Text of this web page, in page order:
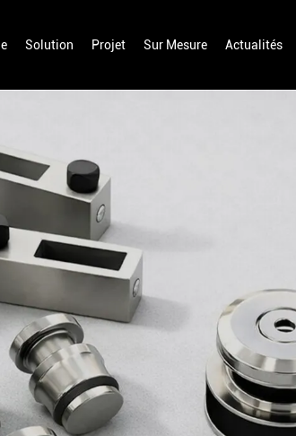
Solution Projet Sur Mesure Actualités